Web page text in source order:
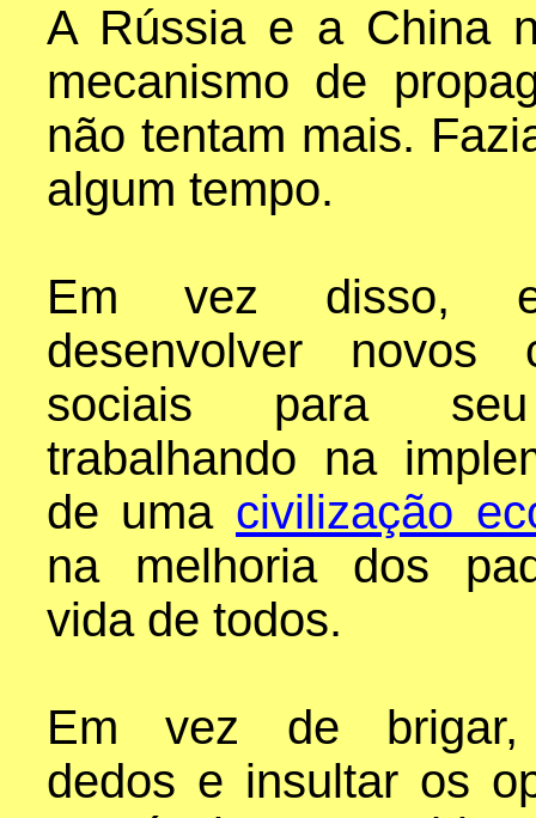
A Rússia e a China
mecanismo de
não tentam mais.
algum tempo.
Em vez disso,
desenvolver novos
sociais para
trabalhando na
de uma civilização
na melhoria dos
vida de todos.
Em vez de brigar,
dedos e insultar os